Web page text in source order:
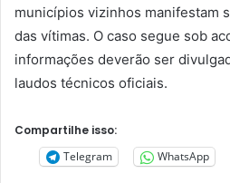
municípios vizinhos manifestam
das vítimas. O caso segue sob
informações deverão ser
laudos técnicos oficiais.
Compartilhe isso:
Telegram
WhatsApp